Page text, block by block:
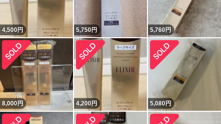
4,500円 5,750円 5,760円
8,000円 4,200円 5,080円